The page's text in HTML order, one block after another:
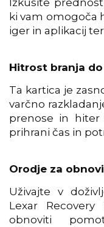
Izkusite
ki vam omogoča
iger in aplikacij
Hitrost branja do
Ta kartica je
varčno
prenose in
prihrani čas in
Orodje za
Uživajte v
Lexar
obnoviti